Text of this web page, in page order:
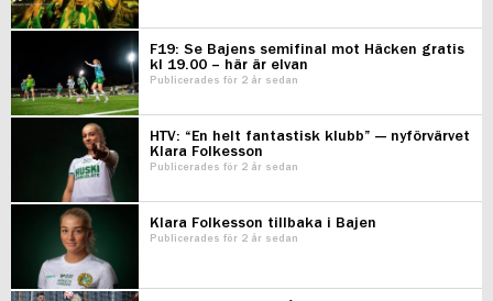
F19: Se Bajens semifinal mot Häcken gratis
kl 19.00 – här är elvan
Publicerades för 2 år sedan
HTV: “En helt fantastisk klubb” — nyförvärvet
Klara Folkesson
Publicerades för 2 år sedan
Klara Folkesson tillbaka i Bajen
Publicerades för 2 år sedan